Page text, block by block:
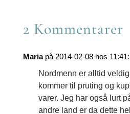
2 Kommentarer
Maria på 2014-02-08 hos
Nordmenn er alltid
kommer til pruting og
varer. Jeg har også lurt
andre land er da dette